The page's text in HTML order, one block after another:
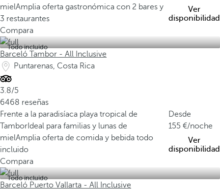
mielAmplia oferta gastronómica con 2 bares y
3 restaurantes
Ver
disponibilidad
Compara
Todo incluido
Barceló Tambor - All Inclusive
Puntarenas, Costa Rica
3.8/5
6468 reseñas
Frente a la paradisíaca playa tropical de
Tambor Ideal para familias y lunas de
mielAmplia oferta de comida y bebida todo
incluido
Desde
155
/noche
Ver
disponibilidad
Compara
Todo incluido
Barceló Puerto Vallarta - All Inclusive